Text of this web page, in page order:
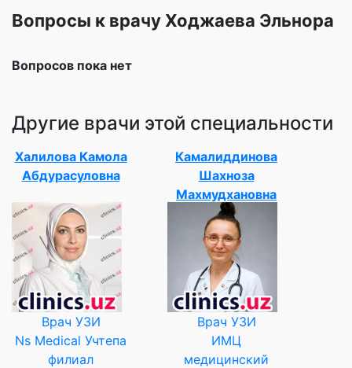
Вопросы к врачу Ходжаева Эльнора
Вопросов пока нет
Другие врачи этой специальности
Халилова Камола
Абдурасуловна
Врач УЗИ
Ns Medical Учтепа
филиал
Камалиддинова
Шахноза
Махмудхановна
Врач УЗИ
ИМЦ
медицинский